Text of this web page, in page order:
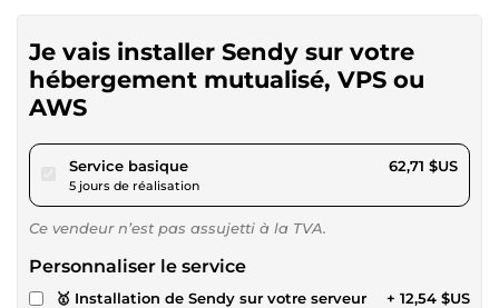
Je vais installer Sendy sur votre
hébergement mutualisé, VPS ou
AWS
Service basiquepour 57,80 $US
5 jours de réalisation
62,71 $US
Ce vendeur n’est pas assujetti à la TVA.
Personnaliser le service
🥇 Installation de Sendy sur votre serveur
+ 12,54 $US